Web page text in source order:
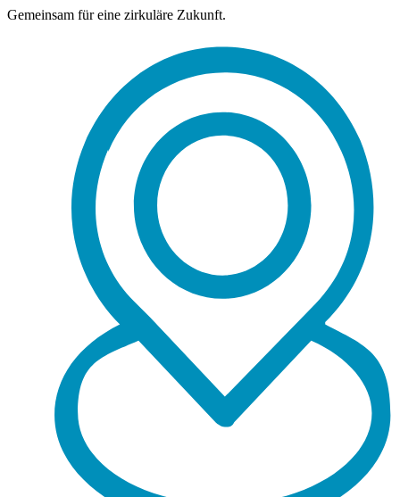
Gemeinsam für eine zirkuläre Zukunft.